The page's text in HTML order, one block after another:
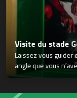
Visite du stade
Laissez vous guider
angle que vous